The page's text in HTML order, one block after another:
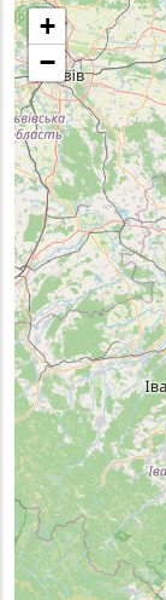
+
−